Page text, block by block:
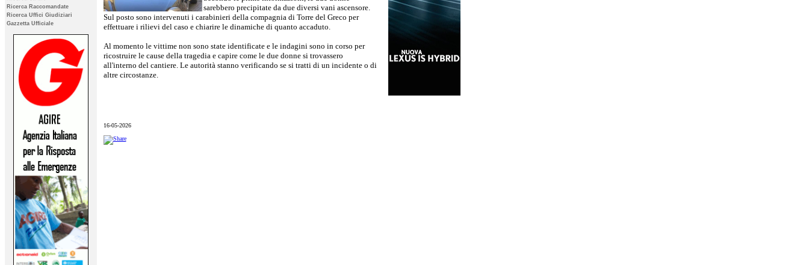
Ricerca Raccomandate
Ricerca Uffici Giudiziari
Gazzetta Ufficiale
sarebbero precipitate da due diversi vani ascensore.
Sul posto sono intervenuti i carabinieri della compagnia di Torre del Greco per
effettuare i rilievi del caso e chiarire le dinamiche di quanto accaduto.
Al momento le vittime non sono state identificate e le indagini sono in corso per
ricostruire le cause della tragedia e capire come le due donne si trovassero
all'interno del cantiere. Le autorità stanno verificando se si tratti di un incidente o di
altre circostanze.
16-05-2026